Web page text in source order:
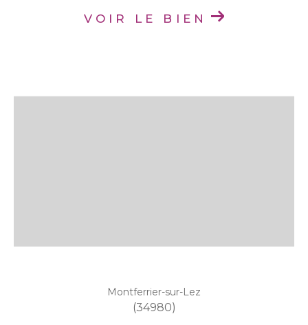
VOIR LE BIEN
Montferrier-sur-Lez
(34980)